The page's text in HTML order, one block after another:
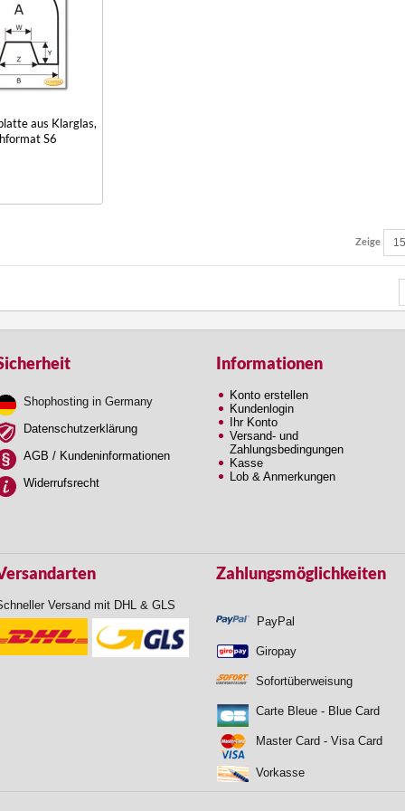
aus Klarglas,
S6
Zeige
Shophosting in Germany
Datenschutzerklärung
AGB / Kundeninformationen
Widerrufsrecht
Informationen
Konto erstellen
Kundenlogin
Ihr Konto
Versand- und
Zahlungsbedingungen
Kasse
Lob & Anmerkungen
Versand mit DHL & GLS
Zahlungsmöglichkeiten
PayPal
Giropay
Sofortüberweisung
Carte Bleue - Blue Card
Master Card - Visa Card
Vorkasse